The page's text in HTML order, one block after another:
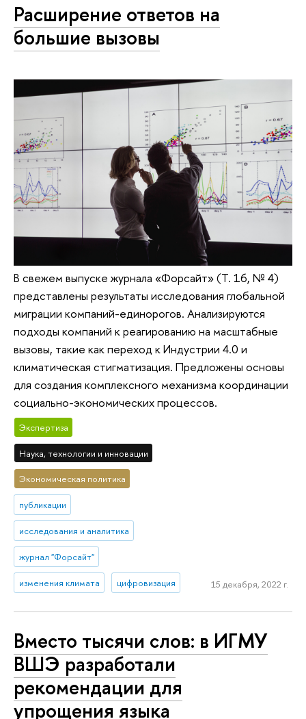
Расширение ответов на
большие вызовы
В свежем выпуске журнала «Форсайт» (Т. 16, № 4)
представлены результаты исследования глобальной
миграции компаний-единорогов. Анализируются
подходы компаний к реагированию на масштабные
вызовы, такие как переход к Индустрии 4.0 и
климатическая стигматизация. Предложены основы
для создания комплексного механизма координации
социально-экономических процессов.
Экспертиза
Наука, технологии и инновации
Экономическая политика
публикации
исследования и аналитика
журнал "Форсайт"
изменения климата цифровизация 15 декабря, 2022 г.
Вместо тысячи слов: в ИГМУ
ВШЭ разработали
рекомендации для
упрощения языка